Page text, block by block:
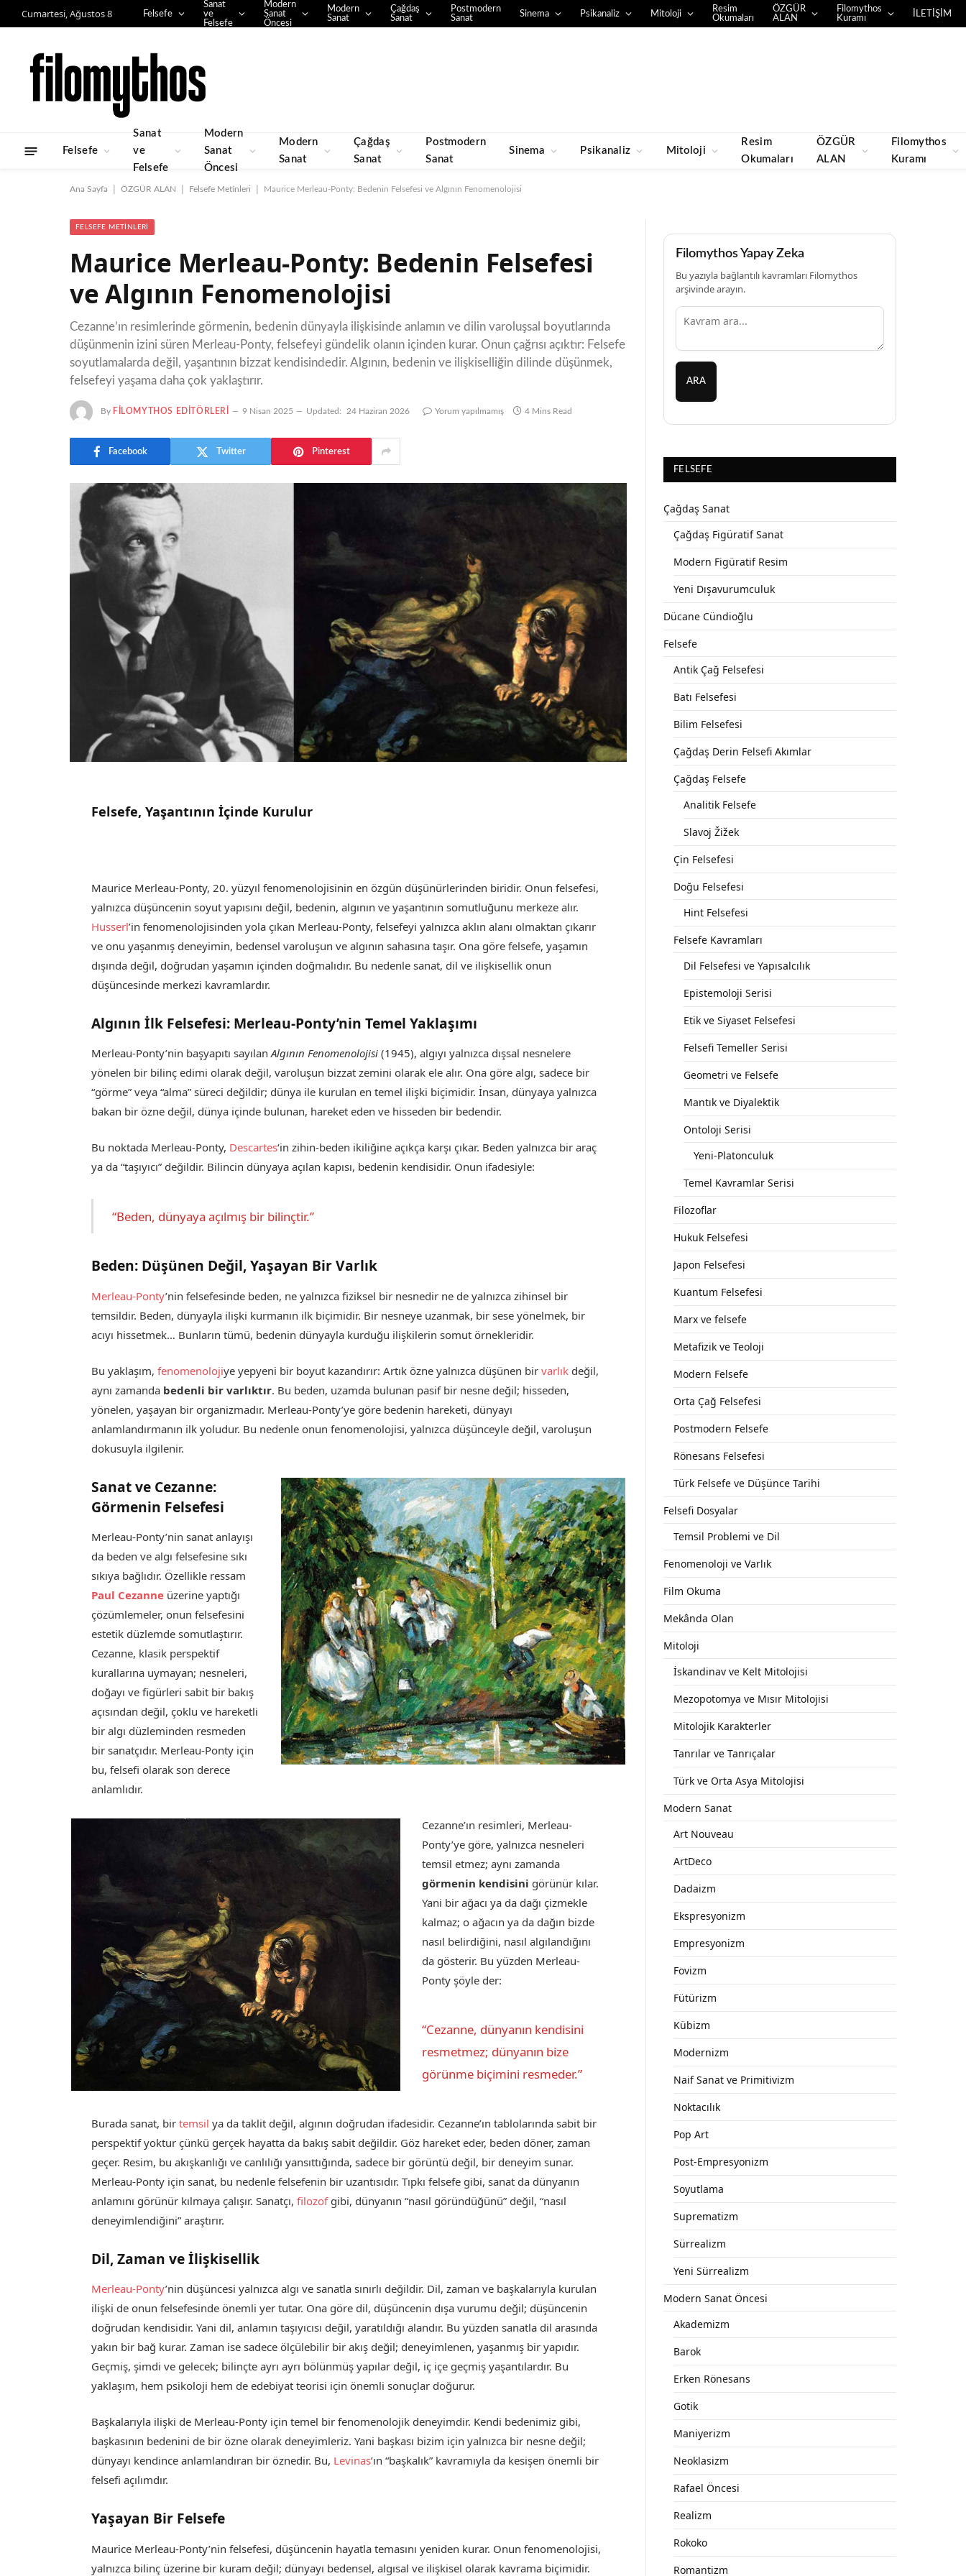
Cumartesi, Ağustos 8 Felsefe
Sanat
ve
Felsefe
Modern
Sanat
Öncesi
Modern
Sanat
Çağdaş
Sanat
Postmodern
Sanat
Sinema Psikanaliz Mitoloji
Resim
Okumaları
ÖZGÜR
ALAN
Filomythos
Kuramı
İLETİŞİM
Felsefe
Sanat
ve
Felsefe
Modern
Sanat
Öncesi
Modern
Sanat
Çağdaş
Sanat
Postmodern
Sanat
Sinema Psikanaliz Mitoloji
Resim
Okumaları
ÖZGÜR
ALAN
Filomythos
Kuramı
Ana Sayfa ÖZGÜR ALAN Felsefe Metinleri Maurice Merleau-Ponty: Bedenin Felsefesi ve Algının Fenomenolojisi
FELSEFE METINLERI
Maurice Merleau-Ponty: Bedenin Felsefesi
ve Algının Fenomenolojisi
Cezanne’ın resimlerinde görmenin, bedenin dünyayla ilişkisinde anlamın ve dilin varoluşsal boyutlarında
düşünmenin izini süren Merleau-Ponty, felsefeyi gündelik olanın içinden kurar. Onun çağrısı açıktır: Felsefe
soyutlamalarda değil, yaşantının bizzat kendisindedir. Algının, bedenin ve ilişkiselliğin dilinde düşünmek,
felsefeyi yaşama daha çok yaklaştırır.
By FILOMYTHOS EDITÖRLERI 9 Nisan 2025 Updated: 24 Haziran 2026 Yorum yapılmamış 4 Mins Read
Facebook Twitter Pinterest
Felsefe, Yaşantının İçinde Kurulur
Maurice Merleau-Ponty, 20. yüzyıl fenomenolojisinin en özgün düşünürlerinden biridir. Onun felsefesi,
yalnızca düşüncenin soyut yapısını değil, bedenin, algının ve yaşantının somutluğunu merkeze alır.
Husserl’in fenomenolojisinden yola çıkan Merleau-Ponty, felsefeyi yalnızca aklın alanı olmaktan çıkarır
ve onu yaşanmış deneyimin, bedensel varoluşun ve algının sahasına taşır. Ona göre felsefe, yaşamın
dışında değil, doğrudan yaşamın içinden doğmalıdır. Bu nedenle sanat, dil ve ilişkisellik onun
düşüncesinde merkezi kavramlardır.
Algının İlk Felsefesi: Merleau-Ponty’nin Temel Yaklaşımı
Merleau-Ponty’nin başyapıtı sayılanAlgının Fenomenolojisi (1945), algıyı yalnızca dışsal nesnelere
yönelen bir bilinç edimi olarak değil, varoluşun bizzat zemini olarak ele alır. Ona göre algı, sadece bir
“görme” veya “alma” süreci değildir; dünya ile kurulan en temel ilişki biçimidir. İnsan, dünyaya yalnızca
bakan bir özne değil, dünya içinde bulunan, hareket eden ve hisseden bir bedendir.
Bu noktada Merleau-Ponty, Descartes‘in zihin-beden ikiliğine açıkça karşı çıkar. Beden yalnızca bir araç
ya da “taşıyıcı” değildir. Bilincin dünyaya açılan kapısı, bedenin kendisidir. Onun ifadesiyle:
“Beden, dünyaya açılmış bir bilinçtir.”
Beden: Düşünen Değil, Yaşayan Bir Varlık
Merleau-Ponty’nin felsefesinde beden, ne yalnızca fiziksel bir nesnedir ne de yalnızca zihinsel bir
temsildir. Beden, dünyayla ilişki kurmanın ilk biçimidir. Bir nesneye uzanmak, bir sese yönelmek, bir
acıyı hissetmek… Bunların tümü, bedenin dünyayla kurduğu ilişkilerin somut örnekleridir.
Bu yaklaşım,fenomenolojiye yepyeni bir boyut kazandırır: Artık özne yalnızca düşünen birvarlık değil,
aynı zamanda bedenli bir varlıktır. Bu beden, uzamda bulunan pasif bir nesne değil; hisseden,
yönelen, yaşayan bir organizmadır. Merleau-Ponty’ye göre bedenin hareketi, dünyayı
anlamlandırmanın ilk yoludur. Bu nedenle onun fenomenolojisi, yalnızca düşünceyle değil, varoluşun
dokusuyla ilgilenir.
Sanat ve Cezanne:
Görmenin Felsefesi
Merleau-Ponty’nin sanat anlayışı
da beden ve algı felsefesine sıkı
sıkıya bağlıdır. Özellikle ressam
Paul Cezanne üzerine yaptığı
çözümlemeler, onun felsefesini
estetik düzlemde somutlaştırır.
Cezanne, klasik perspektif
kurallarına uymayan; nesneleri,
doğayı ve figürleri sabit bir bakış
açısından değil, çoklu ve hareketli
bir algı düzleminden resmeden
bir sanatçıdır. Merleau-Ponty için
bu, felsefi olarak son derece
anlamlıdır.
Cezanne’ın resimleri, Merleau-
Ponty’ye göre, yalnızca nesneleri
temsil etmez; aynı zamanda
görmenin kendisini görünür kılar.
Yani bir ağacı ya da dağı çizmekle
kalmaz; o ağacın ya da dağın bizde
nasıl belirdiğini, nasıl algılandığını
da gösterir. Bu yüzden Merleau-
Ponty şöyle der:
“Cezanne, dünyanın kendisini
resmetmez; dünyanın bize
görünme biçimini resmeder.”
Burada sanat, birtemsilya da taklit değil, algının doğrudan ifadesidir. Cezanne’ın tablolarında sabit bir
perspektif yoktur çünkü gerçek hayatta da bakış sabit değildir. Göz hareket eder, beden döner, zaman
geçer. Resim, bu akışkanlığı ve canlılığı yansıttığında, sadece bir görüntü değil, bir deneyim sunar.
Merleau-Ponty için sanat, bu nedenle felsefenin bir uzantısıdır. Tıpkı felsefe gibi, sanat da dünyanın
anlamını görünür kılmaya çalışır. Sanatçı,filozofgibi, dünyanın “nasıl göründüğünü” değil, “nasıl
deneyimlendiğini” araştırır.
Dil, Zaman ve İlişkisellik
Merleau-Ponty’nin düşüncesi yalnızca algı ve sanatla sınırlı değildir. Dil, zaman ve başkalarıyla kurulan
ilişki de onun felsefesinde önemli yer tutar. Ona göre dil, düşüncenin dışa vurumu değil; düşüncenin
doğrudan kendisidir. Yani dil, anlamın taşıyıcısı değil, yaratıldığı alandır. Bu yüzden sanatla dil arasında
yakın bir bağ kurar. Zaman ise sadece ölçülebilir bir akış değil; deneyimlenen, yaşanmış bir yapıdır.
Geçmiş, şimdi ve gelecek; bilinçte ayrı ayrı bölünmüş yapılar değil, iç içe geçmiş yaşantılardır. Bu
yaklaşım, hem psikoloji hem de edebiyat teorisi için önemli sonuçlar doğurur.
Başkalarıyla ilişki de Merleau-Ponty için temel bir fenomenolojik deneyimdir. Kendi bedenimiz gibi,
başkasının bedenini de bir özne olarak deneyimleriz. Yani başkası bizim için yalnızca bir nesne değil;
dünyayı kendince anlamlandıran bir öznedir. Bu, Levinas’ın “başkalık” kavramıyla da kesişen önemli bir
felsefi açılımdır.
Yaşayan Bir Felsefe
Maurice Merleau-Ponty’nin felsefesi, düşüncenin hayatla temasını yeniden kurar. Onun fenomenolojisi,
yalnızca bilinç üzerine bir kuram değil; dünyayı bedensel, algısal ve ilişkisel olarak kavrama biçimidir.
Filomythos Yapay Zeka
Bu yazıyla bağlantılı kavramları Filomythos
arşivinde arayın.
ARA
FELSEFE
Çağdaş Sanat
Çağdaş Figüratif Sanat
Modern Figüratif Resim
Yeni Dışavurumculuk
Dücane Cündioğlu
Felsefe
Antik Çağ Felsefesi
Batı Felsefesi
Bilim Felsefesi
Çağdaş Derin Felsefi Akımlar
Çağdaş Felsefe
Analitik Felsefe
Slavoj Žižek
Çin Felsefesi
Doğu Felsefesi
Hint Felsefesi
Felsefe Kavramları
Dil Felsefesi ve Yapısalcılık
Epistemoloji Serisi
Etik ve Siyaset Felsefesi
Felsefi Temeller Serisi
Geometri ve Felsefe
Mantık ve Diyalektik
Ontoloji Serisi
Yeni-Platonculuk
Temel Kavramlar Serisi
Filozoflar
Hukuk Felsefesi
Japon Felsefesi
Kuantum Felsefesi
Marx ve felsefe
Metafizik ve Teoloji
Modern Felsefe
Orta Çağ Felsefesi
Postmodern Felsefe
Rönesans Felsefesi
Türk Felsefe ve Düşünce Tarihi
Felsefi Dosyalar
Temsil Problemi ve Dil
Fenomenoloji ve Varlık
Film Okuma
Mekânda Olan
Mitoloji
İskandinav ve Kelt Mitolojisi
Mezopotomya ve Mısır Mitolojisi
Mitolojik Karakterler
Tanrılar ve Tanrıçalar
Türk ve Orta Asya Mitolojisi
Modern Sanat
Art Nouveau
ArtDeco
Dadaizm
Ekspresyonizm
Empresyonizm
Fovizm
Fütürizm
Kübizm
Modernizm
Naif Sanat ve Primitivizm
Noktacılık
Pop Art
Post-Empresyonizm
Soyutlama
Suprematizm
Sürrealizm
Yeni Sürrealizm
Modern Sanat Öncesi
Akademizm
Barok
Erken Rönesans
Gotik
Maniyerizm
Neoklasizm
Rafael Öncesi
Realizm
Rokoko
Romantizm